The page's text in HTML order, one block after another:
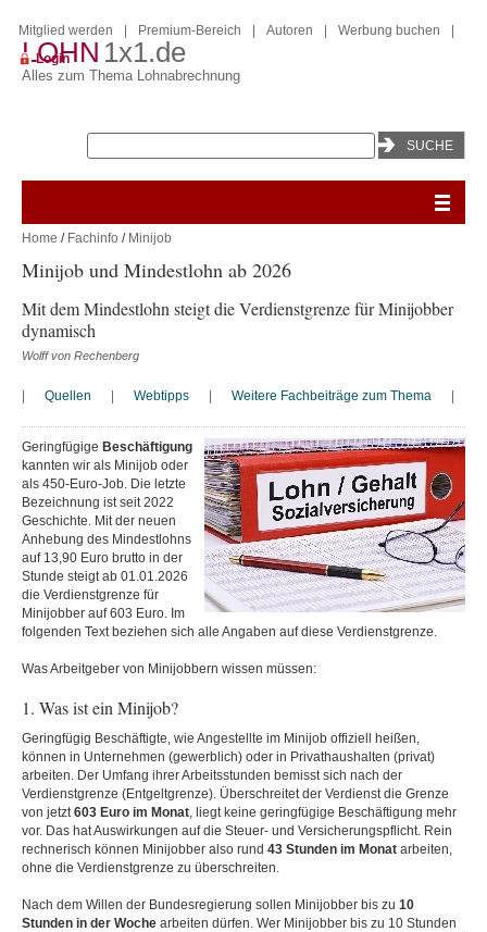
LOHN 1x1.de
Alles zum Thema Lohnabrechnung
Mitglied werden Premium-Bereich Autoren Werbung buchen
Login
Home / Fachinfo / Minijob
Minijob und Mindestlohn ab 2026
Mit dem Mindestlohn steigt die Verdienstgrenze für Minijobber
dynamisch
Wolff von Rechenberg
Quellen Webtipps Weitere Fachbeiträge zum Thema
Geringfügige Beschäftigung
kannten wir als Minijob oder
als 450-Euro-Job. Die letzte
Bezeichnung ist seit 2022
Geschichte. Mit der neuen
Anhebung des Mindestlohns
auf 13,90 Euro brutto in der
Stunde steigt ab 01.01.2026
die Verdienstgrenze für
Minijobber auf 603 Euro. Im
folgenden Text beziehen sich alle Angaben auf diese Verdienstgrenze.
Was Arbeitgeber von Minijobbern wissen müssen:
1. Was ist ein Minijob?
Geringfügig Beschäftigte, wie Angestellte im Minijob offiziell heißen,
können in Unternehmen (gewerblich) oder in Privathaushalten (privat)
arbeiten. Der Umfang ihrer Arbeitsstunden bemisst sich nach der
Verdienstgrenze (Entgeltgrenze). Überschreitet der Verdienst die Grenze
von jetzt603 Euro im Monat, liegt keine geringfügige Beschäftigung mehr
vor. Das hat Auswirkungen auf die Steuer- und Versicherungspflicht. Rein
rechnerisch können Minijobber also rund 43 Stunden im Monat arbeiten,
ohne die Verdienstgrenze zu überschreiten.
Nach dem Willen der Bundesregierung sollen Minijobber bis zu 10
Stunden in der Woche arbeiten dürfen. Wer Minijobber bis zu 10 Stunden